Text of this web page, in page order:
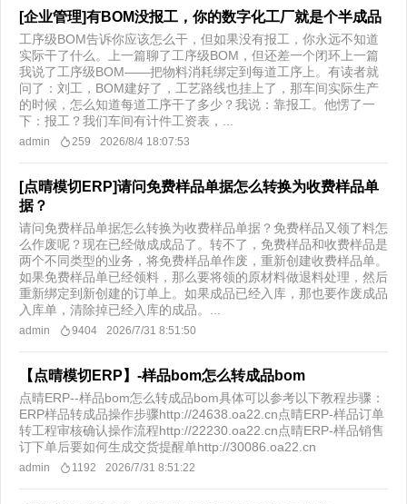
[企业管理]有BOM没报工，你的数字化工厂就是个半成品
工序级BOM告诉你应该怎么干，但如果没有报工，你永远不知道
实际干了什么。上一篇聊了工序级BOM，但还差一个闭环上一篇
我说了工序级BOM——把物料消耗绑定到每道工序上。有读者就
问了：刘工，BOM建好了，工艺路线也挂上了，那车间实际生产
的时候，怎么知道每道工序干了多少？我说：靠报工。他愣了一
下：报工？我们车间有计件工资表，...
admin 259 2026/8/4 18:07:53
[点晴模切ERP]请问免费样品单据怎么转换为收费样品单
据？
请问免费样品单据怎么转换为收费样品单据？免费样品又领了料怎
么作废呢？现在已经做成成品了。转不了，免费样品和收费样品是
两个不同类型的业务，将免费样品单作废，重新创建收费样品单。
如果免费样品单已经领料，那么要将领的原材料做退料处理，然后
重新绑定到新创建的订单上。如果成品已经入库，那也要作废成品
入库单，清除掉已经入库的成品。...
admin 9404 2026/7/31 8:51:50
【点晴模切ERP】-样品bom怎么转成品bom
点晴ERP--样品bom怎么转成品bom具体可以参考以下教程步骤：
ERP样品转成品操作步骤http://24638.oa22.cn点晴ERP-样品订单
转工程审核确认操作流程http://22230.oa22.cn点晴ERP-样品销售
订下单后要如何生成交货提醒单http://30086.oa22.cn
admin 1192 2026/7/31 8:51:22